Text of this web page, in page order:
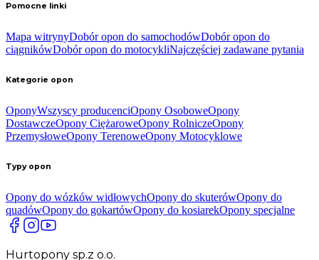
Pomocne linki
Mapa witrynyDobór opon do samochodówDobór opon do
ciągnikówDobór opon do motocykliNajczęściej zadawane pytania
Kategorie opon
OponyWszyscy producenciOpony OsoboweOpony
DostawczeOpony CiężaroweOpony RolniczeOpony
PrzemysłoweOpony TerenoweOpony Motocyklowe
Typy opon
Opony do wózków widłowychOpony do skuterówOpony do
quadówOpony do gokartówOpony do kosiarekOpony specjalne
Hurtopony sp.z o.o.